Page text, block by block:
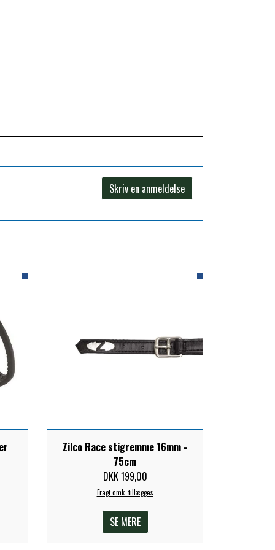
Skriv en anmeldelse
Zilco Race stigremme 16mm -
75cm
DKK 199,00
Fragt omk. tillægges
SE MERE